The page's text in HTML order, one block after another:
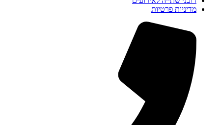
מדיניות פרטיות